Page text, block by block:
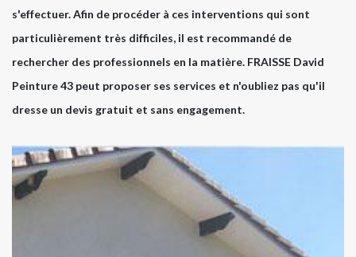
s'effectuer. Afin de procéder à ces interventions qui sont
particulièrement très difficiles, il est recommandé de
rechercher des professionnels en la matière. FRAISSE David
Peinture 43 peut proposer ses services et n'oubliez pas qu'il
dresse un devis gratuit et sans engagement.